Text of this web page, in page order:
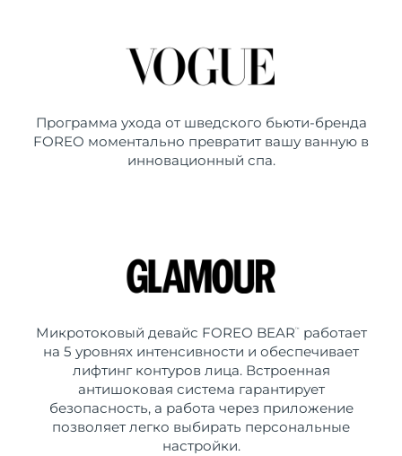
Программа ухода от шведского бьюти-бренда
FOREO моментально превратит вашу ванную в
инновационный спа.
Микротоковый девайс FOREO BEAR ™
работает
на 5 уровнях интенсивности и обеспечивает
лифтинг контуров лица. Встроенная
антишоковая система гарантирует
безопасность, а работа через приложение
позволяет легко выбирать персональные
настройки.